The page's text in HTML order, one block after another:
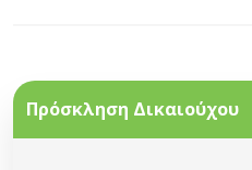
Πρόσκληση Δικαιούχου